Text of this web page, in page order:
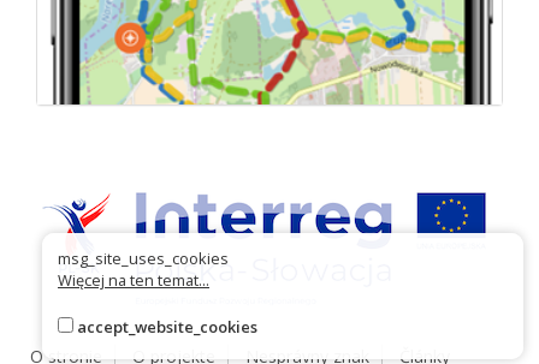
O stronie O projekte Nesprávny znak Články
msg_site_uses_cookies
Więcej na ten temat...
accept_website_cookies